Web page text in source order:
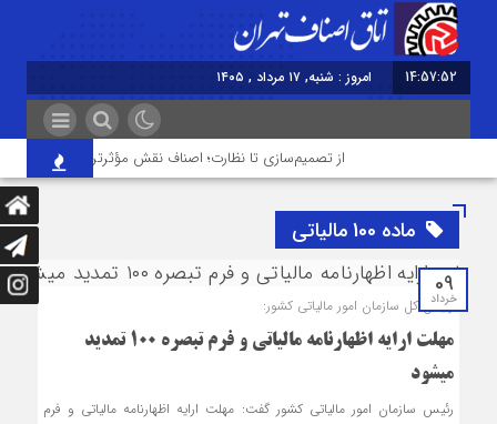
14:57:52 امروز : شنبه, ۱۷ مرداد , ۱۴۰۵
از تصمیم‌سازی تا نظارت؛ اصناف نقش مؤثرتری در بازار
ماده 100 مالیاتی
09
خرداد
رئیس کل سازمان امور مالیاتی کشور:
مهلت ارایه اظهارنامه مالیاتی و فرم تبصره ۱۰۰ تمدید
می‎شود
رئیس سازمان امور مالیاتی کشور گفت: مهلت ارایه اظهارنامه مالیاتی و فرم